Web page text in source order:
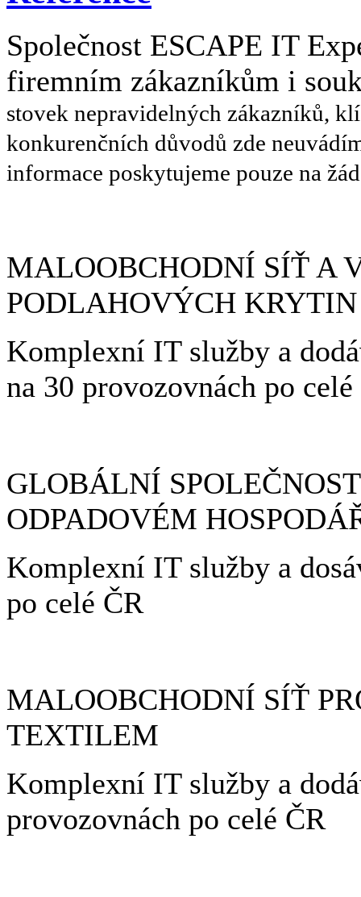
Společnost ESCAPE IT
firemním zákazníkům i
stovek nepravidelných zákazníků,
konkurenčních důvodů zde
informace poskytujeme pouze na
MALOOBCHODNÍ SÍŤ A
PODLAHOVÝCH KRYTIN
Komplexní IT služby a
na 30 provozovnách po celé
GLOBÁLNÍ
ODPADOVÉM
Komplexní IT služby a
po celé ČR
MALOOBCHODNÍ SÍŤ
TEXTILEM
Komplexní IT služby a
provozovnách po celé ČR